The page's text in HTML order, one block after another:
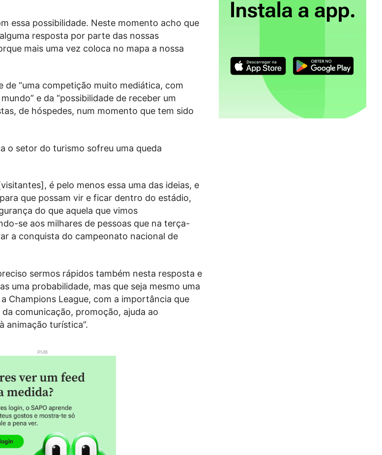
essa possibilidade. Neste momento acho que
resposta por parte das nossas
mais uma vez coloca no mapa a nossa
de “uma competição muito mediática, com
e da “possibilidade de receber um
de hóspedes, num momento que tem sido
o setor do turismo sofreu uma queda
é pelo menos essa uma das ideias, e
que possam vir e ficar dentro do estádio,
do que aquela que vimos
se aos milhares de pessoas que na terça-
a conquista do campeonato nacional de
sermos rápidos também nesta resposta e
uma probabilidade, mas que seja mesmo uma
Champions League, com a importância que
comunicação, promoção, ajuda ao
animação turística”.